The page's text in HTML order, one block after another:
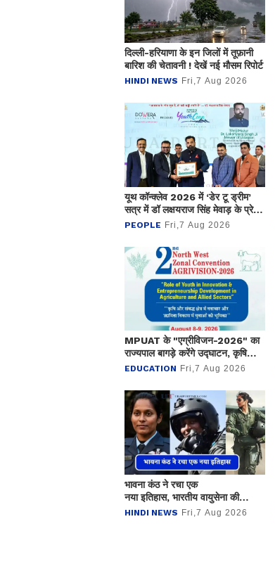
दिल्ली-हरियाणा के इन जिलों में तूफ़ानी
बारिश की चेतावनी ! देखें नई मौसम रिपोर्ट
HINDI NEWS Fri,7 Aug 2026
यूथ कॉन्क्लेव 2026 में ‘डेर टू ड्रीम’
सत्र में डॉ लक्षयराज सिंह मेवाड़ के प्रेरक
विचारों ने युवाओं को किया प्रेरित
PEOPLE Fri,7 Aug 2026
MPUAT के "एग्रीविजन-2026" का
राज्यपाल बागड़े करेंगे उद्घाटन, कृषि
नवाचार पर होगा मंथन
EDUCATION Fri,7 Aug 2026
भावना कंठ ने रचा एक
नया इतिहास, भारतीय वायुसेना की
बनी पहली महिला फाइटर पायलट
HINDI NEWS Fri,7 Aug 2026